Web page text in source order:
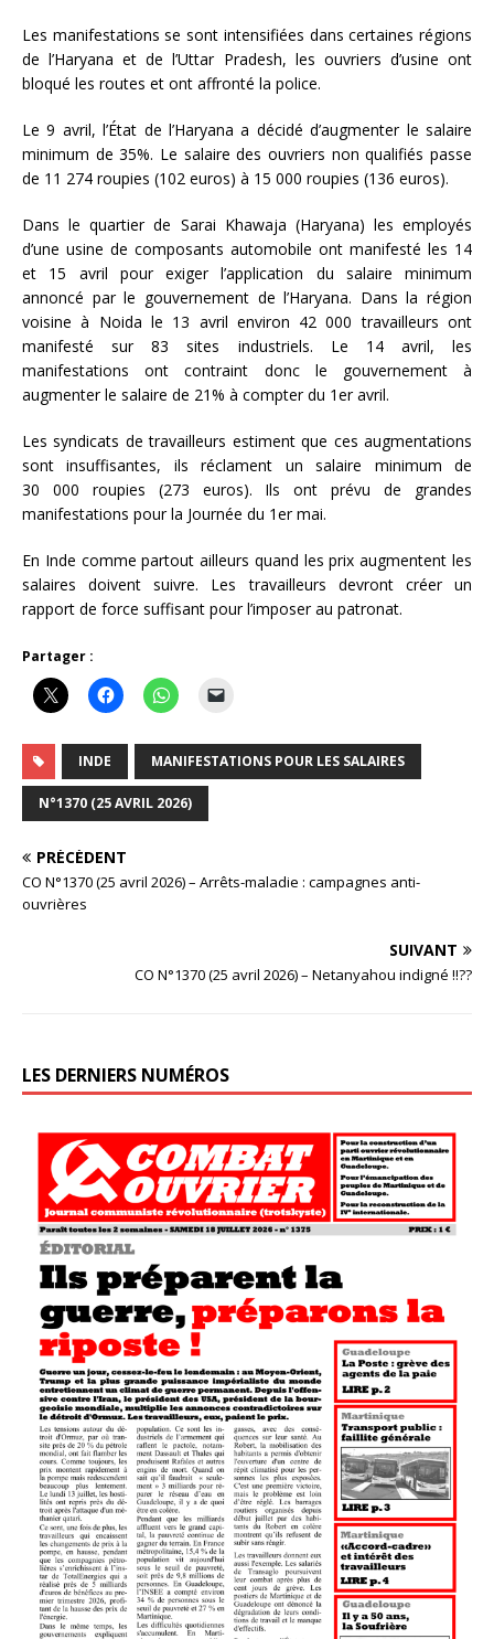
Les manifestations se sont intensifiées dans certaines régions
de l’Haryana et de l’Uttar Pradesh, les ouvriers d’usine ont
bloqué les routes et ont affronté la police.
Le 9 avril, l’État de l’Haryana a décidé d’augmenter le salaire
minimum de 35%. Le salaire des ouvriers non qualifiés passe
de 11 274 roupies (102 euros) à 15 000 roupies (136 euros).
Dans le quartier de Sarai Khawaja (Haryana) les employés
d’une usine de composants automobile ont manifesté les 14
et 15 avril pour exiger l’application du salaire minimum
annoncé par le gouvernement de l’Haryana. Dans la région
voisine à Noida le 13 avril environ 42 000 travailleurs ont
manifesté sur 83 sites industriels. Le 14 avril, les
manifestations ont contraint donc le gouvernement à
augmenter le salaire de 21% à compter du 1er avril.
Les syndicats de travailleurs estiment que ces augmentations
sont insuffisantes, ils réclament un salaire minimum de
30 000 roupies (273 euros). Ils ont prévu de grandes
manifestations pour la Journée du 1er mai.
En Inde comme partout ailleurs quand les prix augmentent les
salaires doivent suivre. Les travailleurs devront créer un
rapport de force suffisant pour l’imposer au patronat.
Partager :
INDE MANIFESTATIONS POUR LES SALAIRES
N°1370 (25 AVRIL 2026)
PRÉCÉDENT
CO N°1370 (25 avril 2026) – Arrêts-maladie : campagnes anti-
ouvrières
SUIVANT
CO N°1370 (25 avril 2026) – Netanyahou indigné !!??
LES DERNIERS NUMÉROS